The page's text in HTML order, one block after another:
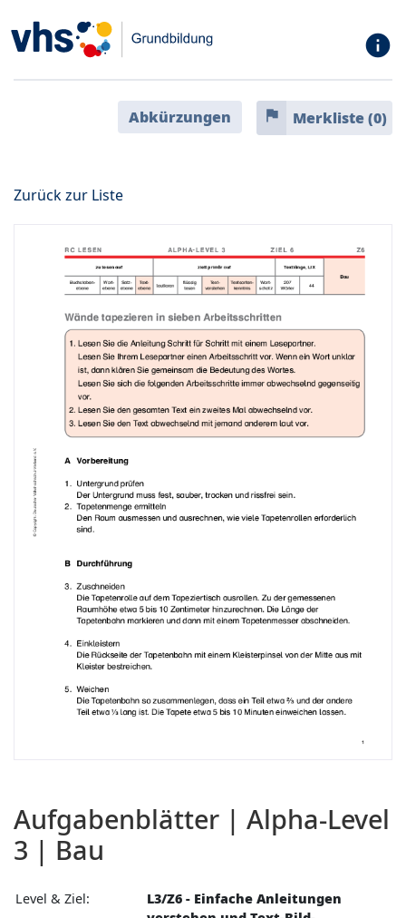
info
Abkürzungen flag Merkliste (0)
Zurück zur Liste
Aufgabenblätter | Alpha-Level
3 | Bau
Level & Ziel:
L3/Z6 - Einfache Anleitungen